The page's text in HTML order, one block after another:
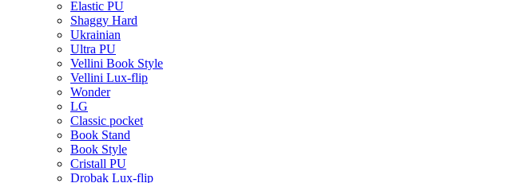
Elastic PU
Shaggy Hard
Ukrainian
Ultra PU
Vellini Book Style
Vellini Lux-flip
Wonder
LG
Classic pocket
Book Stand
Book Style
Cristall PU
Drobak Lux-flip